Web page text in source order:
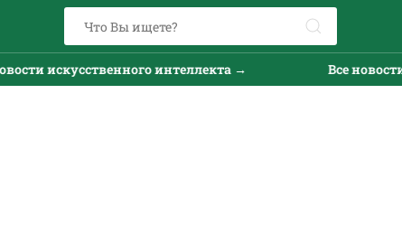
искусственного интеллекта → Все новости